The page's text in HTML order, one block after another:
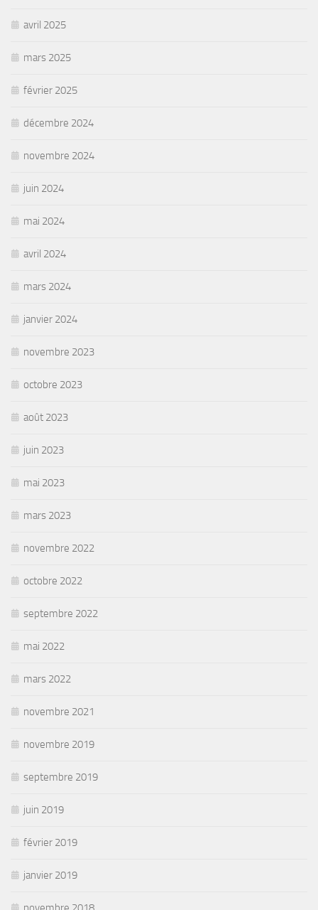
avril 2025
mars 2025
février 2025
décembre 2024
novembre 2024
juin 2024
mai 2024
avril 2024
mars 2024
janvier 2024
novembre 2023
octobre 2023
août 2023
juin 2023
mai 2023
mars 2023
novembre 2022
octobre 2022
septembre 2022
mai 2022
mars 2022
novembre 2021
novembre 2019
septembre 2019
juin 2019
février 2019
janvier 2019